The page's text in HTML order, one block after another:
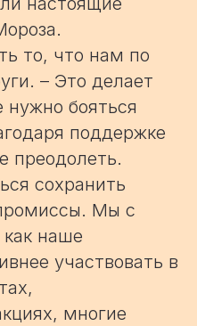
то, что нам по
– Это делает
бояться
поддержке
преодолеть.
сохранить
Мы с
наше
участвовать в
многие